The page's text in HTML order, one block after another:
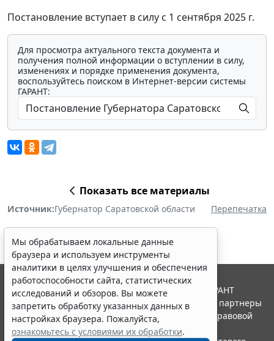
Постановление вступает в силу с 1 сентября 2025 г.
Для просмотра актуального текста документа и
получения полной информации о вступлении в силу,
изменениях и порядке применения документа,
воспользуйтесь поиском в Интернет-версии системы
ГАРАНТ:
Показать все материалы
Источник:Губернатор Саратовской области Перепечатка
Мы обрабатываем локальные данные
браузера и используем инструменты
аналитики в целях улучшения и обеспечения
работоспособности сайта, статистических
исследований и обзоров. Вы можете
запретить обработку указанных данных в
настройках браузера. Пожалуйста,
ознакомьтесь с условиями их обработки.
© ООО "НПП "ГАРАНТ-СЕРВИС", 2026. Система ГАРАНТ
выпускается с 1990 года. Компания "Гарант" и ее партнеры
являются участниками Российской ассоциации правовой
информации ГАРАНТ.